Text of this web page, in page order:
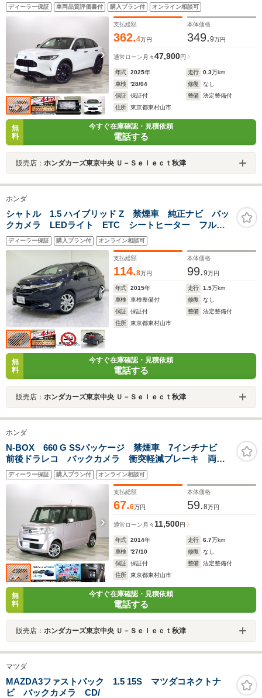
ューカメラ BOSEサウンド パワーテールゲート パワ
ーシート ブラインドスポット ETC
ディーラー保証 車両品質評価書付 購入プラン付 オンライン相談可
支払総額
362.4万円
本体価格
349.9万円
通常ローン 月々47,900円
年式 2025年 走行 0.3万km
車検
'28/04 修復
なし
保証
保証付 整備
法定整備付
住所
東京都東村山市
無
料
今すぐ在庫確認・見積依頼
電話する
販売店： ホンダカーズ東京中央 Ｕ－Ｓｅｌｅｃｔ秋津
ホンダ
シャトル 1.5 ハイブリッド Z 禁煙車 純正ナビ バッ
クカメラ LEDライト ETC シートヒーター フルセ
グTV CD/DVD再生 USB HDMI
ディーラー保証 購入プラン付 オンライン相談可
支払総額
114.8万円
本体価格
99.9万円
年式 2015年 走行 1.5万km
車検
車検整備付 修復
なし
保証
保証付 整備
法定整備付
住所
東京都東村山市
無
料
今すぐ在庫確認・見積依頼
電話する
販売店： ホンダカーズ東京中央 Ｕ－Ｓｅｌｅｃｔ秋津
ホンダ
N-BOX 660 G SSパッケージ 禁煙車 7インチナビ
前後ドラレコ バックカメラ 衝突軽減ブレーキ 両側
電動スライドドア CD/DVD再生 アルミホイール
ディーラー保証 購入プラン付 オンライン相談可
支払総額
67.6万円
本体価格
59.8万円
通常ローン 月々 11,500円
年式 2014年 走行 6.7万km
車検
'27/10 修復
なし
保証
保証付 整備
法定整備付
住所
東京都東村山市
無
料
今すぐ在庫確認・見積依頼
電話する
販売店： ホンダカーズ東京中央 Ｕ－Ｓｅｌｅｃｔ秋津
マツダ
MAZDA3ファストバック 1.5 15S マツダコネクトナ
ビ バックカメラ CD/